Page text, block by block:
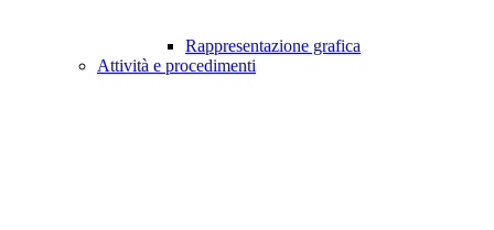
Rappresentazione grafica
Attività e procedimenti